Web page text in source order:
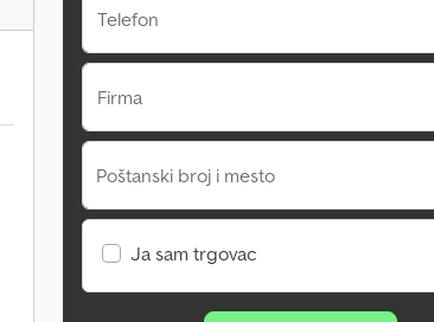
Telefon
Firma
Poštanski broj i mesto
Ja sam trgovac